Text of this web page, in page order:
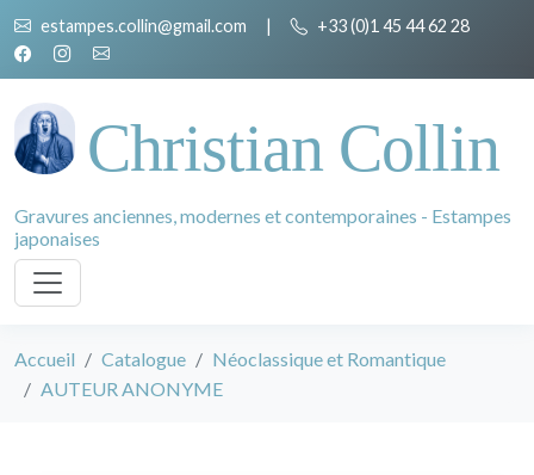
estampes.collin@gmail.com | +33 (0)1 45 44 62 28
Christian Collin
Gravures anciennes, modernes et contemporaines - Estampes
japonaises
Accueil Catalogue
Néoclassique et Romantique
AUTEUR ANONYME